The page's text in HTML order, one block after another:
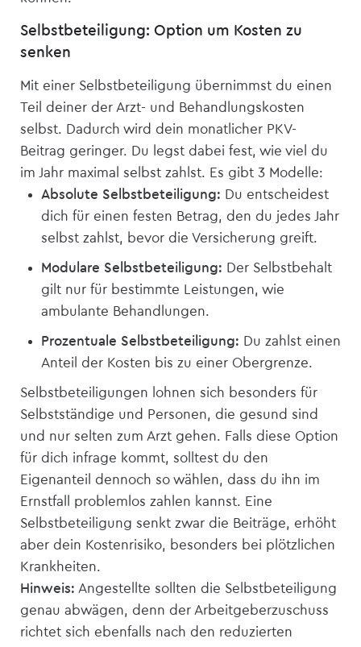
Selbstbeteiligung: Option um Kosten zu
senken
Mit einer Selbstbeteiligung übernimmst du einen
Teil deiner der Arzt- und Behandlungskosten
selbst. Dadurch wird dein monatlicher PKV-
Beitrag geringer. Du legst dabei fest, wie viel du
im Jahr maximal selbst zahlst. Es gibt 3 Modelle:
Absolute Selbstbeteiligung: Du entscheidest
dich für einen festen Betrag, den du jedes Jahr
selbst zahlst, bevor die Versicherung greift.
Modulare Selbstbeteiligung: Der Selbstbehalt
gilt nur für bestimmte Leistungen, wie
ambulante Behandlungen.
Prozentuale Selbstbeteiligung: Du zahlst einen
Anteil der Kosten bis zu einer Obergrenze.
Selbstbeteiligungen lohnen sich besonders für
Selbstständige und Personen, die gesund sind
und nur selten zum Arzt gehen. Falls diese Option
für dich infrage kommt, solltest du den
Eigenanteil dennoch so wählen, dass du ihn im
Ernstfall problemlos zahlen kannst. Eine
Selbstbeteiligung senkt zwar die Beiträge, erhöht
aber dein Kostenrisiko, besonders bei plötzlichen
Krankheiten.
Hinweis: Angestellte sollten die Selbstbeteiligung
genau abwägen, denn der Arbeitgeberzuschuss
richtet sich ebenfalls nach den reduzierten